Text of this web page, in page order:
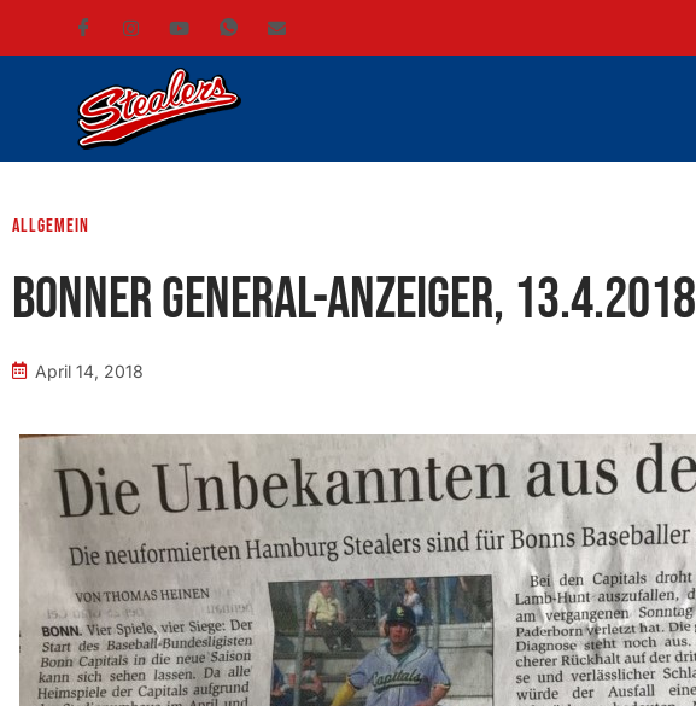
Allgemein
Bonner General-Anzeiger, 13.4.2018
April 14, 2018